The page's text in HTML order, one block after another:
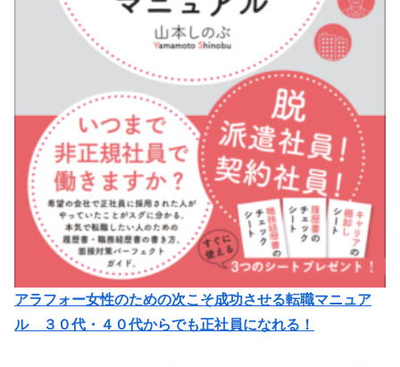
アラフォー女性のための次こそ成功させる転職マニュア
ル ３０代・４０代からでも正社員になれる！